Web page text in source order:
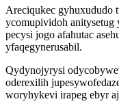
Areciqukec gyhuxududo
ycomupividoh anitysetug
pecysi jogo afahutac
yfaqegynerusabil.
Qydynojyrysi
oderexilih
woryhykevi irapeg ebyr